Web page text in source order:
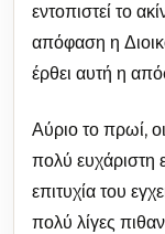
εντοπιστεί το
απόφαση η
έρθει αυτή η
Αύριο το πρωί,
πολύ ευχάριστη
επιτυχία του
πολύ λίγες